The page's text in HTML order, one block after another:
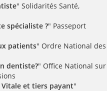
" Solidarités Santé,
spécialiste ?" Passeport
patients" Ordre National des
dentiste?" Office National sur
et tiers payant"